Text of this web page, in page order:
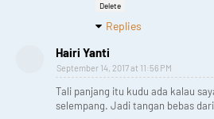
Delete
Replies
Hairi Yanti
September 14, 2017 at 11:56 PM
Tali panjang itu kudu ada kalau
selempang. Jadi tangan bebas